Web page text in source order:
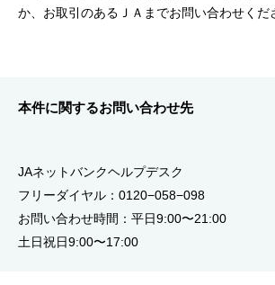
か、お取引のあるＪＡまでお問い合わせくだ
本件に関するお問い合わせ先
JAネットバンクヘルプデスク
フリーダイヤル：0120−058−098
お問い合わせ時間：平日9:00〜21:00
土日祝日9:00〜17:00